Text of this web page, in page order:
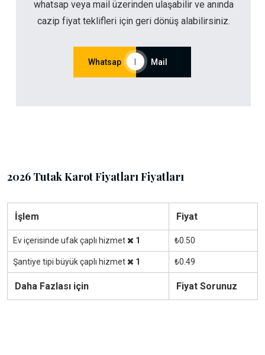
whatsap veya mail üzerinden ulaşabilir ve anında
cazip fiyat teklifleri için geri dönüş alabilirsiniz.
Whatsap | Mail
2026 Tutak Karot Fiyatları Fiyatları
İşlem Fiyat
Ev içerisinde ufak çaplı hizmet 1 ₺0.50
Şantiye tipi büyük çaplı hizmet 1 ₺0.49
Daha Fazlası için Fiyat Sorunuz